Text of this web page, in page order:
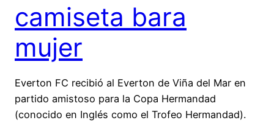
camiseta bara
mujer
Everton FC recibió al Everton de Viña del Mar en
partido amistoso para la Copa Hermandad
(conocido en Inglés como el Trofeo Hermandad).